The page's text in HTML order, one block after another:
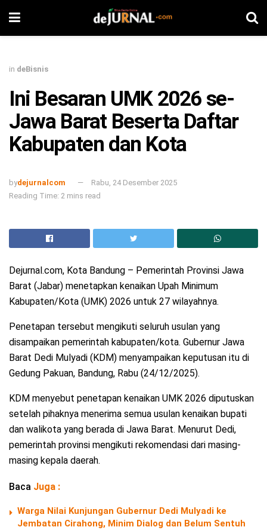
in deBisnis
Ini Besaran UMK 2026 se-
Jawa Barat Beserta Daftar
Kabupaten dan Kota
bydejurnalcom
Rabu, 24 Desember 2025
Reading Time: 2 mins read
Dejurnal.com, Kota Bandung – Pemerintah Provinsi Jawa
Barat (Jabar) menetapkan kenaikan Upah Minimum
Kabupaten/Kota (UMK) 2026 untuk 27 wilayahnya.
Penetapan tersebut mengikuti seluruh usulan yang
disampaikan pemerintah kabupaten/kota. Gubernur Jawa
Barat Dedi Mulyadi (KDM) menyampaikan keputusan itu di
Gedung Pakuan, Bandung, Rabu (24/12/2025).
KDM menyebut penetapan kenaikan UMK 2026 diputuskan
setelah pihaknya menerima semua usulan kenaikan bupati
dan walikota yang berada di Jawa Barat. Menurut Dedi,
pemerintah provinsi mengikuti rekomendasi dari masing-
masing kepala daerah.
Baca Juga :
Warga Nilai Kunjungan Gubernur Dedi Mulyadi ke
Jembatan Cirahong, Minim Dialog dan Belum Sentuh